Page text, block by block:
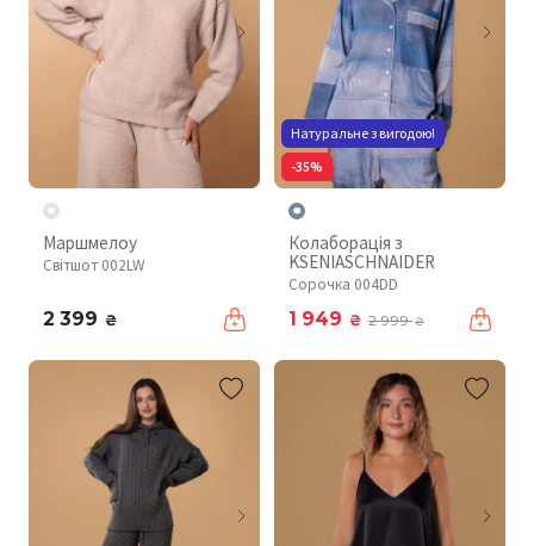
Маршмелоу
Світшот 002LW
2 399 ₴
Натуральне з вигодою!
-35%
Колаборація з
KSENIASCHNAIDER
Сорочка 004DD
1 949 ₴ 2 999₴